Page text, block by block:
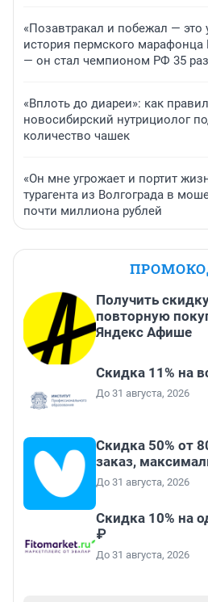
«Позавтракал и побежал — это
история пермского
— он стал чемпионом РФ 35 раз
«Вплоть до диареи»: как
новосибирский нутрициолог
количество чашек
«Он мне угрожает и портит
турагента из Волгограда в
почти миллиона рублей
Получить
повторную
Яндекс Афише
Скидка 11% на
До 31 августа, 2026
Скидка 50% от
заказ,
До 31 августа, 2026
Скидка 10% на
₽
До 31 августа, 2026